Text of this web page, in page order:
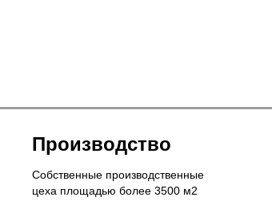
Производство
Собственные производственные
цеха площадью более 3500 м2